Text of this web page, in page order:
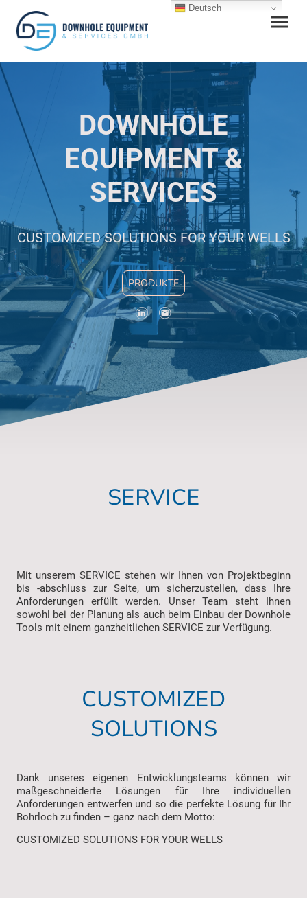
DOWNHOLE
EQUIPMENT &
SERVICES
CUSTOMIZED SOLUTIONS FOR YOUR WELLS
PRODUKTE
SERVICE
Mit unserem SERVICE stehen wir Ihnen von Projektbeginn
bis -abschluss zur Seite, um sicherzustellen, dass Ihre
Anforderungen erfüllt werden. Unser Team steht Ihnen
sowohl bei der Planung als auch beim Einbau der Downhole
Tools mit einem ganzheitlichen SERVICE zur Verfügung.
CUSTOMIZED
SOLUTIONS
Dank unseres eigenen Entwicklungsteams können wir
maßgeschneiderte Lösungen für Ihre individuellen
Anforderungen entwerfen und so die perfekte Lösung für Ihr
Bohrloch zu finden – ganz nach dem Motto:
CUSTOMIZED SOLUTIONS FOR YOUR WELLS
Deutsch